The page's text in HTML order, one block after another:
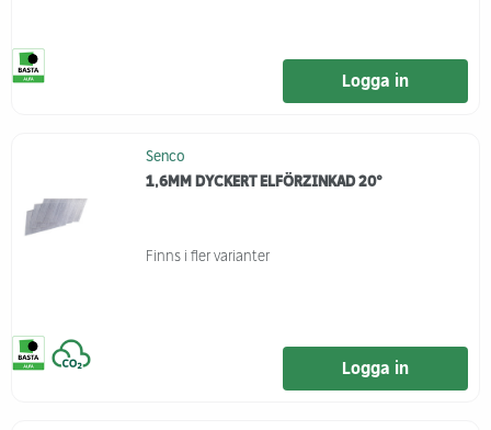
Logga in
Senco
1,6MM DYCKERT ELFÖRZINKAD 20°
Finns i fler varianter
Logga in